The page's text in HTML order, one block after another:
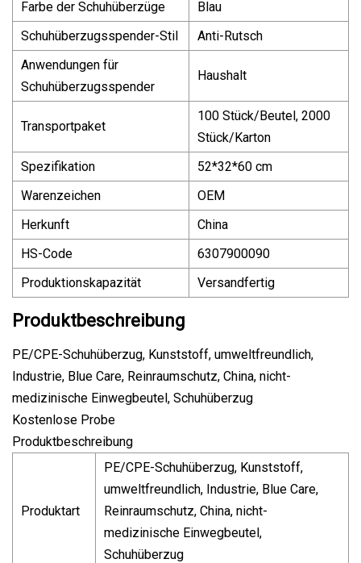
Farbe der Schuhüberzüge
Blau
Schuhüberzugsspender-Stil
Anti-Rutsch
Anwendungen für
Schuhüberzugsspender
Haushalt
Transportpaket
100 Stück/Beutel, 2000
Stück/Karton
Spezifikation
52*32*60 cm
Warenzeichen
OEM
Herkunft
China
HS-Code
6307900090
Produktionskapazität
Versandfertig
Produktbeschreibung
PE/CPE-Schuhüberzug, Kunststoff, umweltfreundlich,
Industrie, Blue Care, Reinraumschutz, China, nicht-
medizinische Einwegbeutel, Schuhüberzug
Kostenlose Probe
Produktbeschreibung
Produktart
PE/CPE-Schuhüberzug, Kunststoff,
umweltfreundlich, Industrie, Blue Care,
Reinraumschutz, China, nicht-
medizinische Einwegbeutel,
Schuhüberzug